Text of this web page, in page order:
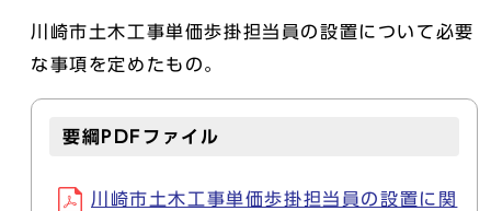
川崎市土木工事単価歩掛担当員の設置について必要
な事項を定めたもの。
要綱PDFファイル
川崎市土木工事単価歩掛担当員の設置に関